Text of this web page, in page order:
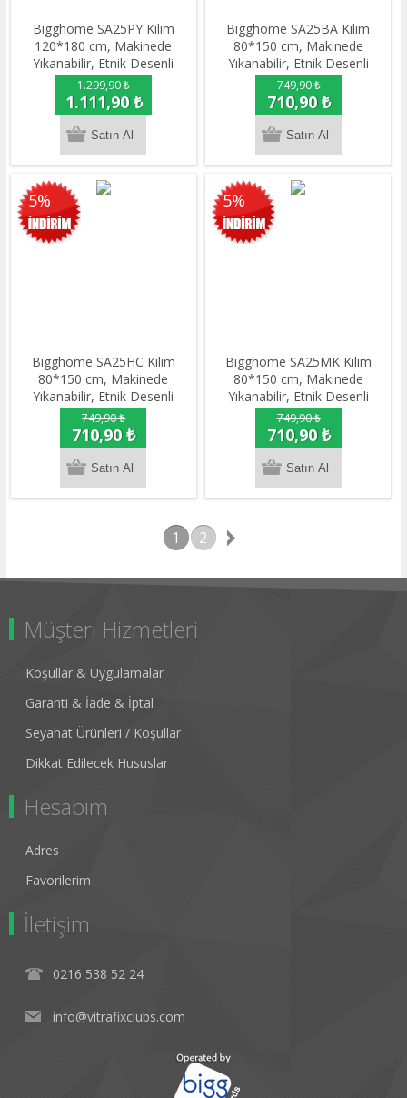
Bigghome SA25PY Kilim
120*180 cm, Makinede
Yıkanabilir, Etnik Desenli
1.299,90 ₺
1.111,90 ₺
Bigghome SA25BA Kilim
80*150 cm, Makinede
Yıkanabilir, Etnik Desenli
749,90 ₺
710,90 ₺
5%
Bigghome SA25HC Kilim
80*150 cm, Makinede
Yıkanabilir, Etnik Desenli
749,90 ₺
710,90 ₺
5%
Bigghome SA25MK Kilim
80*150 cm, Makinede
Yıkanabilir, Etnik Desenli
749,90 ₺
710,90 ₺
1 2
Müşteri Hizmetleri
Koşullar & Uygulamalar
Garanti & İade & İptal
Seyahat Ürünleri / Koşullar
Dikkat Edilecek Hususlar
Hesabım
Adres
Favorilerim
İletişim
0216 538 52 24
info@vitrafixclubs.com